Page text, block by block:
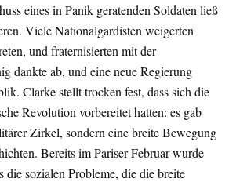
eines in Panik geratenden Soldaten ließ
Viele Nationalgardisten weigerten
und fraternisierten mit der
dankte ab, und eine neue Regierung
Clarke stellt trocken fest, dass sich die
Revolution vorbereitet hatten: es gab
Zirkel, sondern eine breite Bewegung
Bereits im Pariser Februar wurde
die sozialen Probleme, die die breite